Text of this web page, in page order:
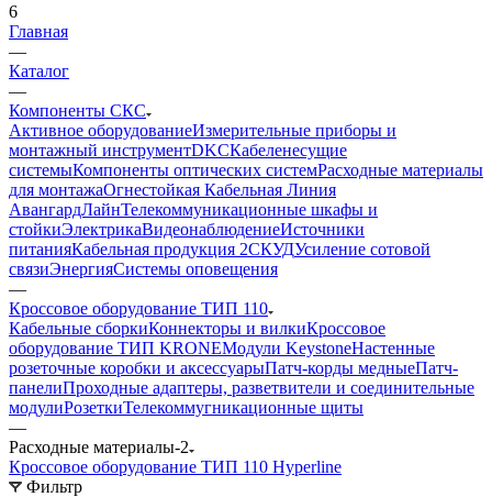
6
Главная
—
Каталог
—
Компоненты СКС
Активное оборудованиеИзмерительные приборы и
монтажный инструментDKCКабеленесущие
системыКомпоненты оптических системРасходные материалы
для монтажаОгнестойкая Кабельная Линия
АвангардЛайнТелекоммуникационные шкафы и
стойкиЭлектрикаВидеонаблюдениеИсточники
питанияКабельная продукция 2СКУДУсиление сотовой
связиЭнергияСистемы оповещения
—
Кроссовое оборудование ТИП 110
Кабельные сборкиКоннекторы и вилкиКроссовое
оборудование ТИП KRONEМодули KeystoneНастенные
розеточные коробки и аксессуарыПатч-корды медныеПатч-
панелиПроходные адаптеры, разветвители и соединительные
модулиРозеткиТелекоммугникационные щиты
—
Расходные материалы-2
Кроссовое оборудование ТИП 110 Hyperline
Фильтр